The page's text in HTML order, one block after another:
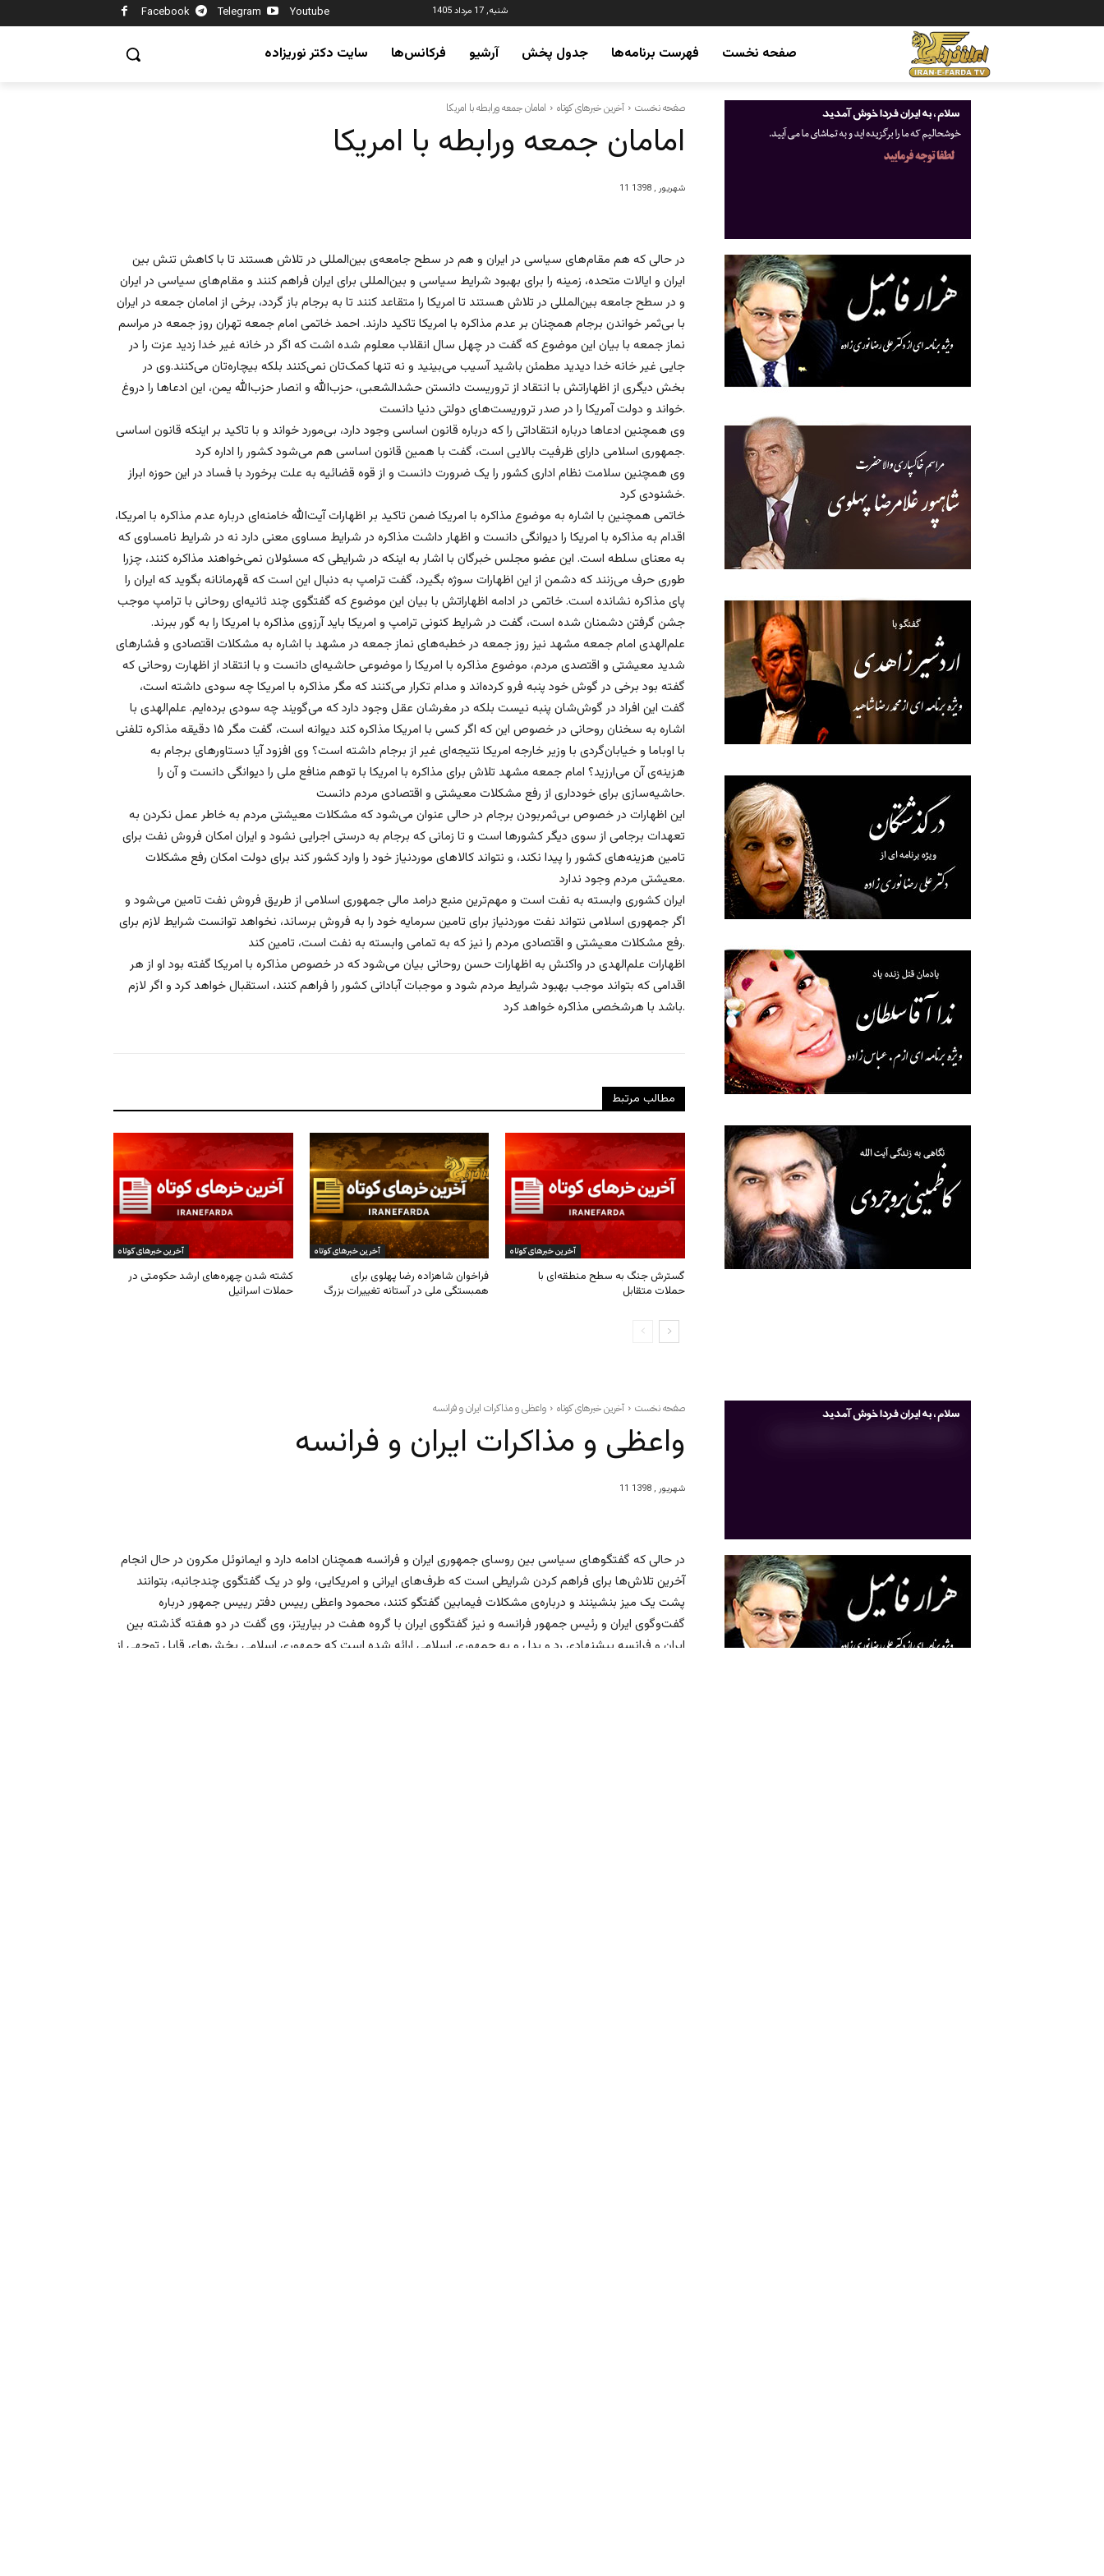
Facebook Telegram Youtube شنبه, 17 مرداد 1405
صفحه نخست فهرست برنامه‌ها جدول پخش آرشیو فرکانس‌ها سایت دکتر نوریزاده
صفحه نخست آخرین خبرهای کوتاه امامان جمعه ورابطه با امریکا
امامان جمعه ورابطه با امریکا
11 شهریور , 1398
در حالی که هم مقام‌های سیاسی در ایران و هم در سطح جامعه‌ی بین‌المللی در تلاش هستند تا با کاهش تنش بین
ایران و ایالات متحده، زمینه‌ را برای بهبود شرایط سیاسی و بین‌المللی برای ایران فراهم کنند و مقام‌های سیاسی در ایران
و در سطح جامعه بین‌المللی در تلاش هستند تا امریکا را متقاعد کنند تا به برجام باز گردد، برخی از امامان جمعه در ایران
با بی‌ثمر خواندن برجام همچنان بر عدم مذاکره با امریکا تاکید دارند. احمد خاتمی امام جمعه تهران روز جمعه در مراسم
نماز جمعه با بیان این موضوع که گفت در چهل سال انقلاب معلوم شده اشت که اگر در خانه غیر خدا زدید عزت را در
جایی غیر خانه خدا دیدید مطمئن باشید آسیب می‌بینید و نه تنها کمک‌تان نمی‌کنند بلکه بیچاره‌تان می‌کنند.وی در
بخش دیگری از اظهاراتش با انتقاد از تروریست دانستن حشد‌الشعبی، حزب‌الله و انصار حزب‌الله یمن، این ادعاها را دروغ
خواند و دولت آمریکا را در صدر تروریست‌های دولتی دنیا دانست.
وی همچنین ادعاها درباره انتقاداتی را که درباره قانون اساسی وجود دارد، بی‌مورد خواند و با تاکید بر اینکه قانون اساسی
جمهوری اسلامی دارای ظرفیت بالایی است،‌ گفت با همین قانون اساسی هم می‌شود کشور را اداره کرد.
وی همچنین سلامت نظام اداری کشور را یک ضرورت دانست و از قوه قضائیه به علت برخورد با فساد در این حوزه‌ ابراز
خشنودی کرد.
خاتمی همچنین با اشاره به موضوع مذاکره با امریکا ضمن تاکید بر اظهارات آیت‌الله خامنه‌ای درباره عدم مذاکره با امریکا،
اقدام به مذاکره با امریکا را دیوانگی دانست و اظهار داشت مذاکره در شرایط مساوی معنی دارد نه در شرایط نامساوی که
به معنای سلطه است. این عضو مجلس خبرگان با اشار به اینکه در شرایطی که مسئولان نمی‌خواهند مذاکره کنند، چزرا
طوری حرف می‌زنند که دشمن از این اظهارات سوژه بگیرد، گفت ترامپ به دنبال این است که قهرمانانه بگوید که ایران را
پای مذاکره نشانده است. خاتمی در ادامه اظهاراتش با بیان این موضوع که گفتگوی چند ثانیه‌ای روحانی با ترامپ موجب
جشن گرفتن دشمنان شده است، گفت در شرایط کنونی ترامپ و امریکا باید آرزوی مذاکره با امریکا را به گور ببرند.
علم‌الهدی امام جمعه مشهد نیز روز جمعه در خطبه‌های نماز جمعه در مشهد با اشاره به مشکلات اقتصادی و فشارهای
شدید معیشتی و اقتصدی مردم، موضوع مذاکره با امریکا را موضوعی حاشیه‌ای دانست و با انتقاد از اظهارت روحانی که
گفته بود برخی در گوش‌ خود پنبه فرو کرده‌اند و مدام تکرار می‌کنند که مگر مذاکره با امریکا چه سودی داشته است،
گفت این افراد در گوش‌شان پنبه نیست بلکه در مغرشان عقل وجود دارد که می‌گویند چه سودی برده‌ایم. علم‌الهدی با
اشاره به سخنان روحانی در خصوص این که اگر کسی با امریکا مذاکره کند دیوانه است، گفت مگر ۱۵ دقیقه مذاکره تلفنی
با اوباما و خیابان‌گردی با وزیر خارجه امریکا نتیجه‌ای غیر از برجام داشته است؟ وی افزود آیا دستاورهای برجام به
هزینه‌ی آن می‌ارزید؟ امام جمعه مشهد تلاش برای مذاکره با امریکا با توهم منافع ملی را دیوانگی دانست و آن را
حاشیه‌سازی برای خودداری از رفع مشکلات معیشتی و اقتصادی مردم دانست.
این اظهارات در خصوص بی‌ثمربودن برجام در حالی عنوان می‌شود که مشکلات معیشتی مردم به خاطر عمل نکردن به
تعهدات برجامی از سوی دیگر کشورها است و تا زمانی که برجام به درستی اجرایی نشود و ایران امکان فروش نفت برای
تامین هزینه‌های کشور را پیدا نکند، و نتواند کالاهای موردنیاز خود را وارد کشور کند برای دولت امکان رفع مشکلات
معیشتی مردم وجود ندارد.
ایران کشوری وابسته به نفت است و مهم‌ترین منبع درامد مالی جمهوری اسلامی از طریق فروش نفت تامین می‌شود و
اگر جمهوری اسلامی نتواند نفت موردنیاز برای تامین سرمایه خود را به فروش برساند، نخواهد توانست شرایط لازم برای
رفع مشکلات معیشتی و اقتصادی مردم را نیز که به تمامی وابسته به نفت است، تامین کند.
اظهارات علم‌الهدی در واکنش به اظهارات حسن روحانی بیان می‌شود که در خصوص مذاکره با امریکا گفته بود او از هر
اقدامی که بتواند موجب بهبود شرایط مردم شود و موجبات آبادانی کشور را فراهم کنند، استقبال خواهد کرد و اگر لازم
باشد با هرشخصی مذاکره خواهد کرد.
مطالب مرتبط
آخرین خبرهای کوتاه
کشته شدن چهره‌های ارشد حکومتی در
حملات اسرائیل
آخرین خبرهای کوتاه
فراخوان شاهزاده رضا پهلوی برای
همبستگی ملی در آستانه تغییرات بزرگ
آخرین خبرهای کوتاه
گسترش جنگ به سطح منطقه‌ای با
حملات متقابل